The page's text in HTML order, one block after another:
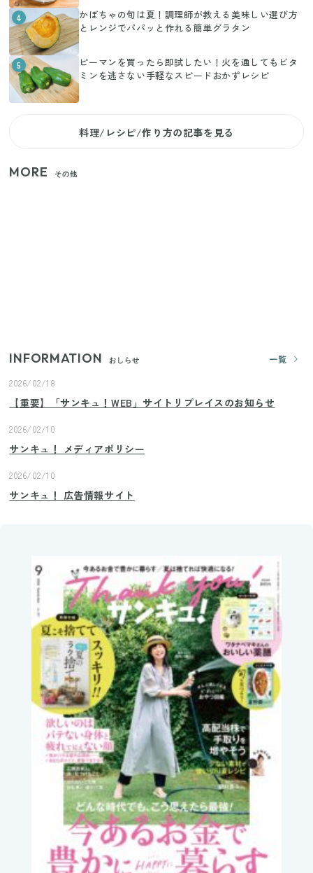
4
かぼちゃの旬は夏！調理師が教える美味しい選び方
とレンジでパパッと作れる簡単グラタン
5
ピーマンを買ったら即試したい！火を通してもビタ
ミンを逃さない手軽なスピードおかずレシピ
料理/レシピ/作り方の記事を見る
MORE その他
INFORMATION おしらせ
一覧
2026/02/18
【重要】「サンキュ！WEB」サイトリプレイスのお知らせ
2026/02/10
サンキュ！ メディアポリシー
2026/02/10
サンキュ！ 広告情報サイト